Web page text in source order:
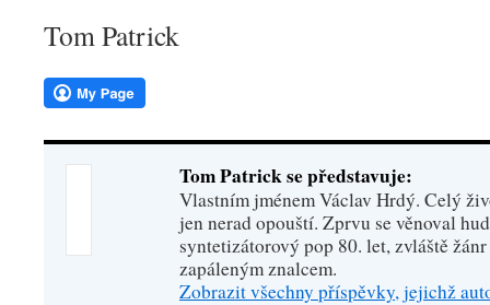
Tom Patrick
Tom Patrick se představuje:
Vlastním jménem Václav Hrdý. Celý
jen nerad opouští. Zprvu se věnoval
syntetizátorový pop 80. let, zvláště
zapáleným znalcem.
Zobrazit všechny příspěvky, jejichž